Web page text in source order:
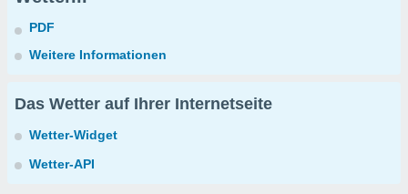
PDF
Weitere Informationen
Das Wetter auf Ihrer Internetseite
Wetter-Widget
Wetter-API